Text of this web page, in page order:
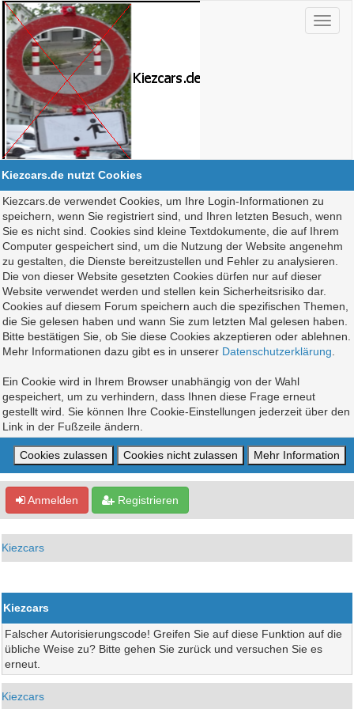
Kiezcars.de nutzt Cookies
Kiezcars.de verwendet Cookies, um Ihre Login-Informationen zu
speichern, wenn Sie registriert sind, und Ihren letzten Besuch, wenn
Sie es nicht sind. Cookies sind kleine Textdokumente, die auf Ihrem
Computer gespeichert sind, um die Nutzung der Website angenehm
zu gestalten, die Dienste bereitzustellen und Fehler zu analysieren.
Die von dieser Website gesetzten Cookies dürfen nur auf dieser
Website verwendet werden und stellen kein Sicherheitsrisiko dar.
Cookies auf diesem Forum speichern auch die spezifischen Themen,
die Sie gelesen haben und wann Sie zum letzten Mal gelesen haben.
Bitte bestätigen Sie, ob Sie diese Cookies akzeptieren oder ablehnen.
Mehr Informationen dazu gibt es in unserer Datenschutzerklärung
Ein Cookie wird in Ihrem Browser unabhängig von der Wahl
gespeichert, um zu verhindern, dass Ihnen diese Frage erneut
gestellt wird. Sie können Ihre Cookie-Einstellungen jederzeit über den
Link in der Fußzeile ändern.
Anmelden Registrieren
Kiezcars
Kiezcars
Falscher Autorisierungscode! Greifen Sie auf diese Funktion auf die
übliche Weise zu? Bitte gehen Sie zurück und versuchen Sie es
erneut.
Kiezcars